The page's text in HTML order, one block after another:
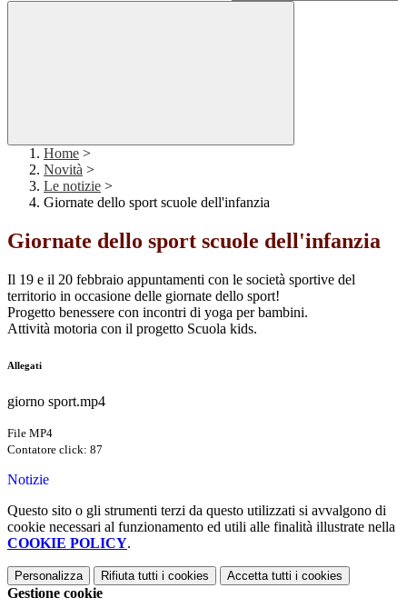
Home >
Novità >
Le notizie >
Giornate dello sport scuole dell'infanzia
Giornate dello sport scuole dell'infanzia
Il 19 e il 20 febbraio appuntamenti con le società sportive del
territorio in occasione delle giornate dello sport!
Progetto benessere con incontri di yoga per bambini.
Attività motoria con il progetto Scuola kids.
Allegati
giorno sport.mp4
File MP4
Contatore click: 87
Notizie
Questo sito o gli strumenti terzi da questo utilizzati si avvalgono di
cookie necessari al funzionamento ed utili alle finalità illustrate nella
COOKIE POLICY.
Personalizza Rifiuta tutti i cookies Accetta tutti i cookies
Gestione cookie